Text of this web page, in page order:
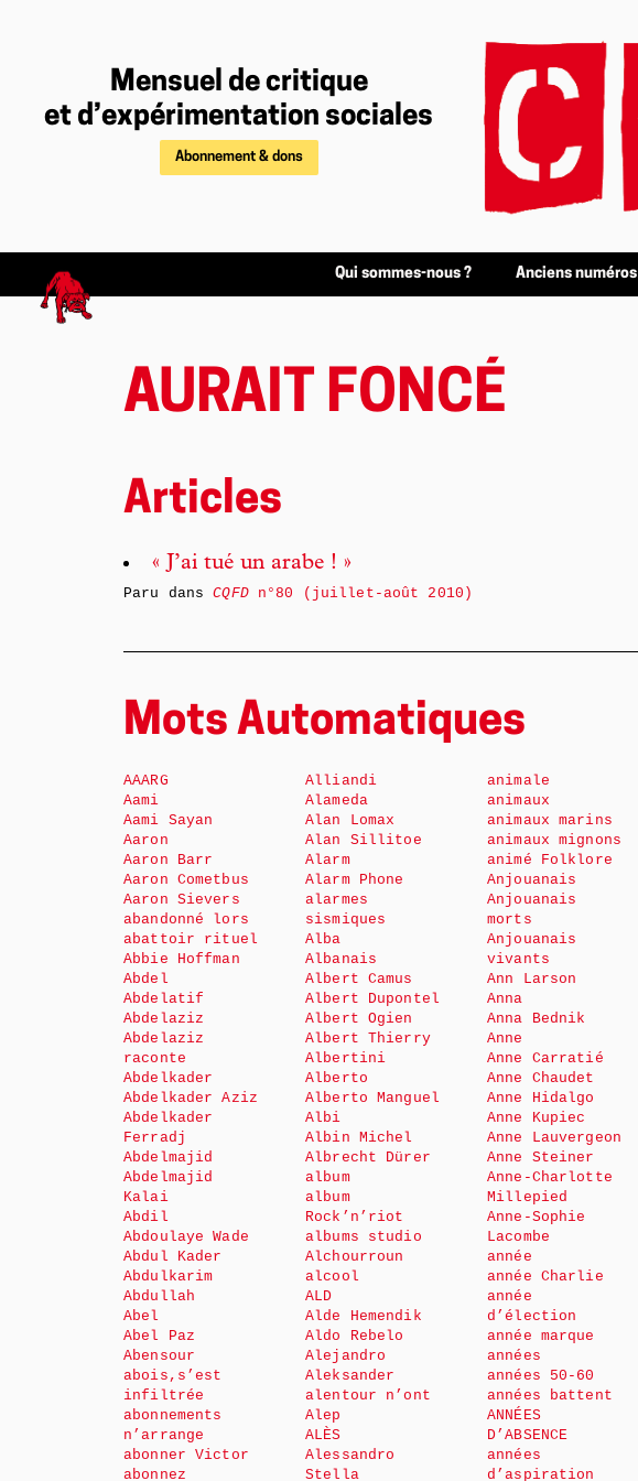
Mensuel de critique
et d’expérimentation sociales
Abonnement & dons
Qui sommes-nous ? Anciens numéros
AURAIT FONCÉ
Articles
« J’ai tué un arabe ! »
Paru dansCQFDn°80 (juillet-août 2010)
Mots Automatiques
AAARG
Aami
Aami Sayan
Aaron
Aaron Barr
Aaron Cometbus
Aaron Sievers
abandonné lors
abattoir rituel
Abbie Hoffman
Abdel
Abdelatif
Abdelaziz
Abdelaziz
raconte
Abdelkader
Abdelkader Aziz
Abdelkader
Ferradj
Abdelmajid
Abdelmajid
Kalai
Abdil
Abdoulaye Wade
Abdul Kader
Abdulkarim
Abdullah
Abel
Abel Paz
Abensour
abois,s’est
infiltrée
abonnements
n’arrange
abonner Victor
abonnez
Alliandi
Alameda
Alan Lomax
Alan Sillitoe
Alarm
Alarm Phone
alarmes
sismiques
Alba
Albanais
Albert Camus
Albert Dupontel
Albert Ogien
Albert Thierry
Albertini
Alberto
Alberto Manguel
Albi
Albin Michel
Albrecht Dürer
album
album
Rock’n’riot
albums studio
Alchourroun
alcool
ALD
Alde Hemendik
Aldo Rebelo
Alejandro
Aleksander
alentour n’ont
Alep
ALÈS
Alessandro
Stella
animale
animaux
animaux marins
animaux mignons
animé Folklore
Anjouanais
Anjouanais
morts
Anjouanais
vivants
Ann Larson
Anna
Anna Bednik
Anne
Anne Carratié
Anne Chaudet
Anne Hidalgo
Anne Kupiec
Anne Lauvergeon
Anne Steiner
Anne-Charlotte
Millepied
Anne-Sophie
Lacombe
année
année Charlie
année
d’élection
année marque
années
années 50-60
années battent
ANNÉES
D’ABSENCE
années
d’aspiration